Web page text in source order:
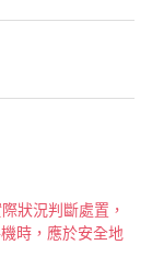
狀況判斷處置，
時，應於安全地